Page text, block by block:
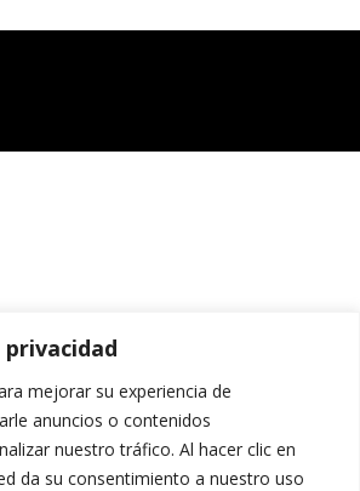
mejorar su experiencia de
anuncios o contenidos
nuestro tráfico. Al hacer clic en
da su consentimiento a nuestro uso